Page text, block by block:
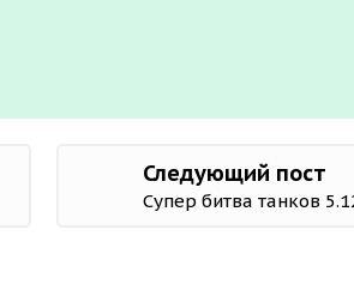
Следующий пост
Супер битва танков